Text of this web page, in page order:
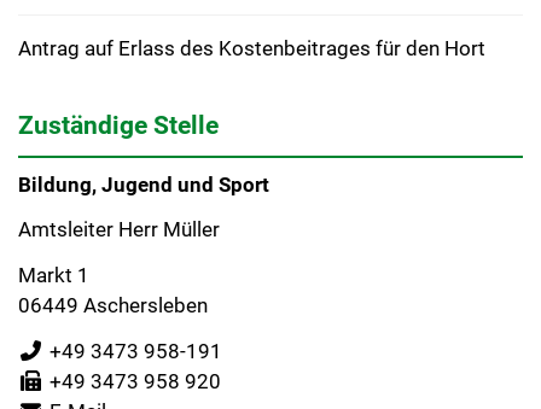
Antrag auf Erlass des Kostenbeitrages für den Hort
Zuständige Stelle
Bildung, Jugend und Sport
Amtsleiter Herr Müller
Markt 1
06449 Aschersleben
+49 3473 958-191
+49 3473 958 920